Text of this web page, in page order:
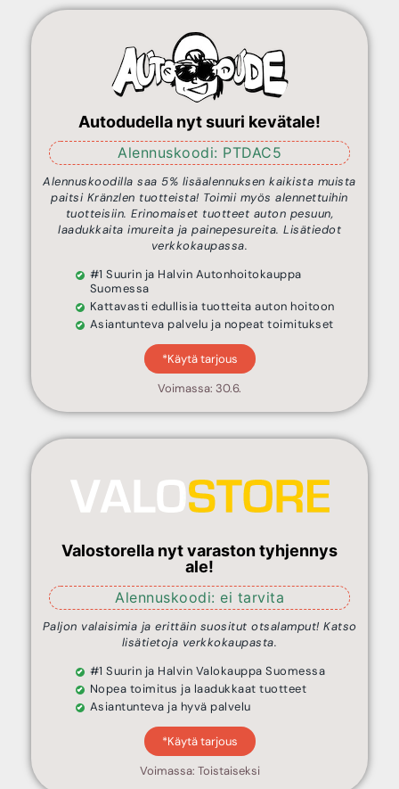
Autodudella nyt suuri kevätale!
Alennuskoodi: PTDAC5
Alennuskoodilla saa 5% lisäalennuksen kaikista muista
paitsi Kränzlen tuotteista! Toimii myös alennettuihin
tuotteisiin. Erinomaiset tuotteet auton pesuun,
laadukkaita imureita ja painepesureita. Lisätiedot
verkkokaupassa.
#1 Suurin ja Halvin Autonhoitokauppa
Suomessa
Kattavasti edullisia tuotteita auton hoitoon
Asiantunteva palvelu ja nopeat toimitukset
*Käytä tarjous
Voimassa: 30.6.
Valostorella nyt varaston tyhjennys
ale!
Alennuskoodi: ei tarvita
Paljon valaisimia ja erittäin suositut otsalamput! Katso
lisätietoja verkkokaupasta.
#1 Suurin ja Halvin Valokauppa Suomessa
Nopea toimitus ja laadukkaat tuotteet
Asiantunteva ja hyvä palvelu
*Käytä tarjous
Voimassa: Toistaiseksi